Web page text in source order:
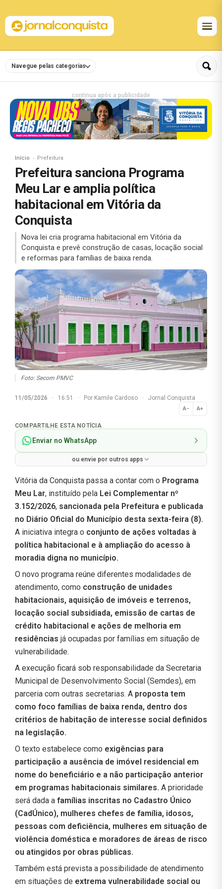
Navegue pelas categorias
continua após a publicidade
Início Prefeitura
Prefeitura sanciona Programa
Meu Lar e amplia política
habitacional em Vitória da
Conquista
Nova lei cria programa habitacional em Vitória da
Conquista e prevê construção de casas, locação social
e reformas para famílias de baixa renda.
Foto: Secom PMVC
11/05/2026 · 16:51 · Por Kamile Cardoso · Jornal Conquista
A− A+
Normal
COMPARTILHE ESTA NOTÍCIA
Enviar no WhatsApp
ou envie por outros apps
Vitória da Conquista passa a contar com o Programa
Meu Lar, instituído pela Lei Complementar nº
3.152/2026, sancionada pela Prefeitura e publicada
no Diário Oficial do Município desta sexta-feira (8).
A iniciativa integra o conjunto de ações voltadas à
política habitacional e à ampliação do acesso à
moradia digna no município.
O novo programa reúne diferentes modalidades de
atendimento, como construção de unidades
habitacionais, aquisição de imóveis e terrenos,
locação social subsidiada, emissão de cartas de
crédito habitacional e ações de melhoria em
residências já ocupadas por famílias em situação de
vulnerabilidade.
A execução ficará sob responsabilidade da Secretaria
Municipal de Desenvolvimento Social (Semdes), em
parceria com outras secretarias. A proposta tem
como foco famílias de baixa renda, dentro dos
critérios de habitação de interesse social definidos
na legislação.
O texto estabelece como exigências para
participação a ausência de imóvel residencial em
nome do beneficiário e a não participação anterior
em programas habitacionais similares. A prioridade
será dada a famílias inscritas no Cadastro Único
(CadÚnico), mulheres chefes de família, idosos,
pessoas com deficiência, mulheres em situação de
violência doméstica e moradores de áreas de risco
ou atingidos por obras públicas.
Também está prevista a possibilidade de atendimento
em situações de extrema vulnerabilidade social ou